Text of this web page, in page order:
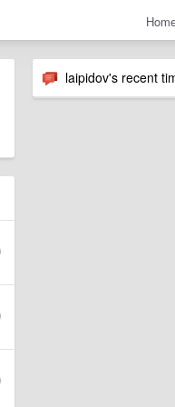
laipidov's recent